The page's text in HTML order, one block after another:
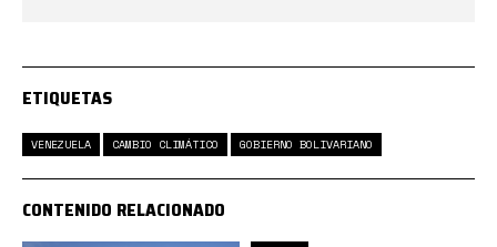
ETIQUETAS
VENEZUELA CAMBIO CLIMÁTICO GOBIERNO BOLIVARIANO
CONTENIDO RELACIONADO